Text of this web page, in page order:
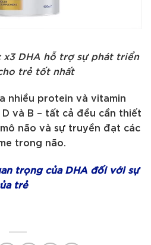
DHA hỗ trợ sự phát triển
trẻ tốt nhất
nhiều protein và vitamin
và B – tất cả đều cần thiết
não và sự truyền đạt các
trong não.
trọng của DHA đối với sự
trẻ